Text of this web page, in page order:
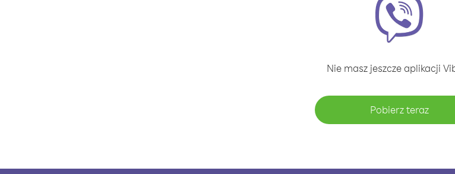
Nie masz jeszcze aplikacji
Pobierz teraz